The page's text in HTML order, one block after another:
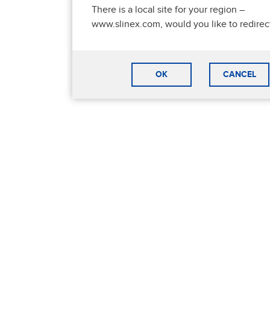
There is a local site for your region –
www.slinex.com, would you like to
OK CANCEL